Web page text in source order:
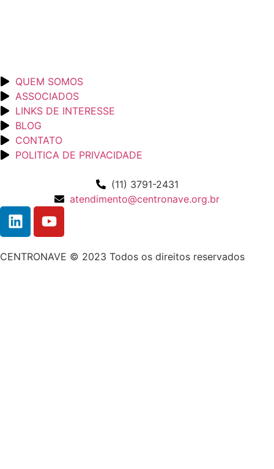
QUEM SOMOS
ASSOCIADOS
LINKS DE INTERESSE
BLOG
CONTATO
POLITICA DE PRIVACIDADE
(11) 3791-2431
atendimento@centronave.org.br
CENTRONAVE © 2023 Todos os direitos reservados